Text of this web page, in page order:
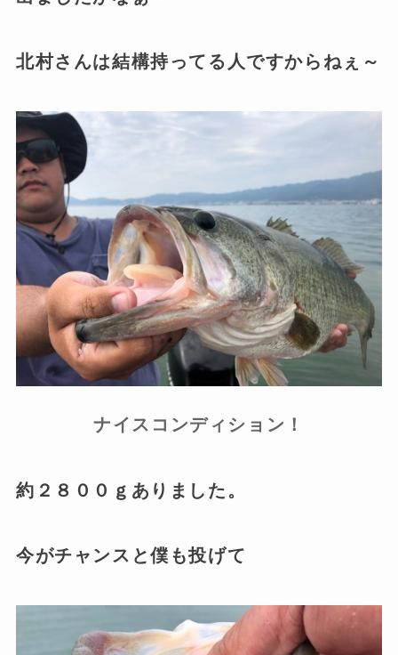
北村さんは結構持ってる人ですからねぇ～
ナイスコンディション！
約２８００ｇありました。
今がチャンスと僕も投げて